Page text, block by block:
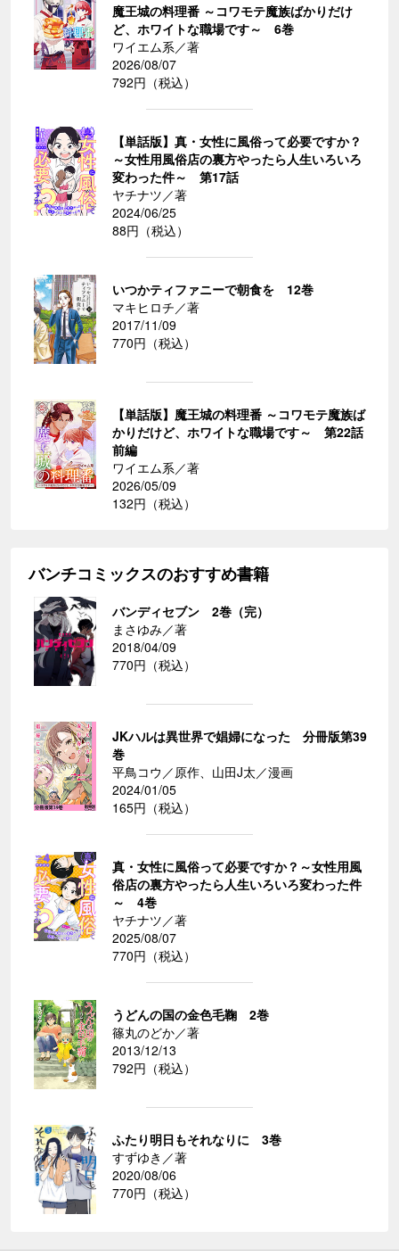
魔王城の料理番 ～コワモテ魔族ばかりだけ
ど、ホワイトな職場です～ 6巻
ワイエム系／著
2026/08/07
792円（税込）
【単話版】真・女性に風俗って必要ですか？
～女性用風俗店の裏方やったら人生いろいろ
変わった件～ 第17話
ヤチナツ／著
2024/06/25
88円（税込）
いつかティファニーで朝食を 12巻
マキヒロチ／著
2017/11/09
770円（税込）
【単話版】魔王城の料理番 ～コワモテ魔族ば
かりだけど、ホワイトな職場です～ 第22話
前編
ワイエム系／著
2026/05/09
132円（税込）
バンチコミックスのおすすめ書籍
バンディセブン 2巻（完）
まさゆみ／著
2018/04/09
770円（税込）
JKハルは異世界で娼婦になった 分冊版第39
巻
平鳥コウ／原作、山田J太／漫画
2024/01/05
165円（税込）
真・女性に風俗って必要ですか？～女性用風
俗店の裏方やったら人生いろいろ変わった件
～ 4巻
ヤチナツ／著
2025/08/07
770円（税込）
うどんの国の金色毛鞠 2巻
篠丸のどか／著
2013/12/13
792円（税込）
ふたり明日もそれなりに 3巻
すずゆき／著
2020/08/06
770円（税込）